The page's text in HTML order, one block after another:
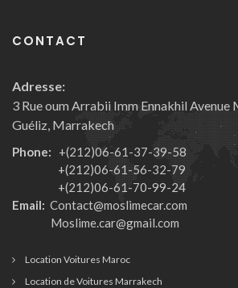
CONTACT
Adresse:
3 Rue oum Arrabii Imm Ennakhil Avenue
Guéliz, Marrakech
Phone:
+(212)06-61-37-39-58
+(212)06-61-56-32-79
+(212)06-61-70-99-24
Email: Contact@moslimecar.com
Moslime.car@gmail.com
Location Voitures Maroc
Location de Voitures Marrakech